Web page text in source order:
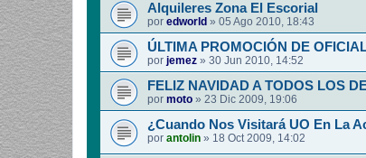
Alquileres Zona El Escorial
por edworld » 05 Ago 2010, 18:43
ÚLTIMA PROMOCIÓN DE
por jemez » 30 Jun 2010, 14:52
FELIZ NAVIDAD A TODOS LOS
por moto » 23 Dic 2009, 19:06
¿Cuando Nos Visitará UO En La
por antolin » 18 Oct 2009, 14:02